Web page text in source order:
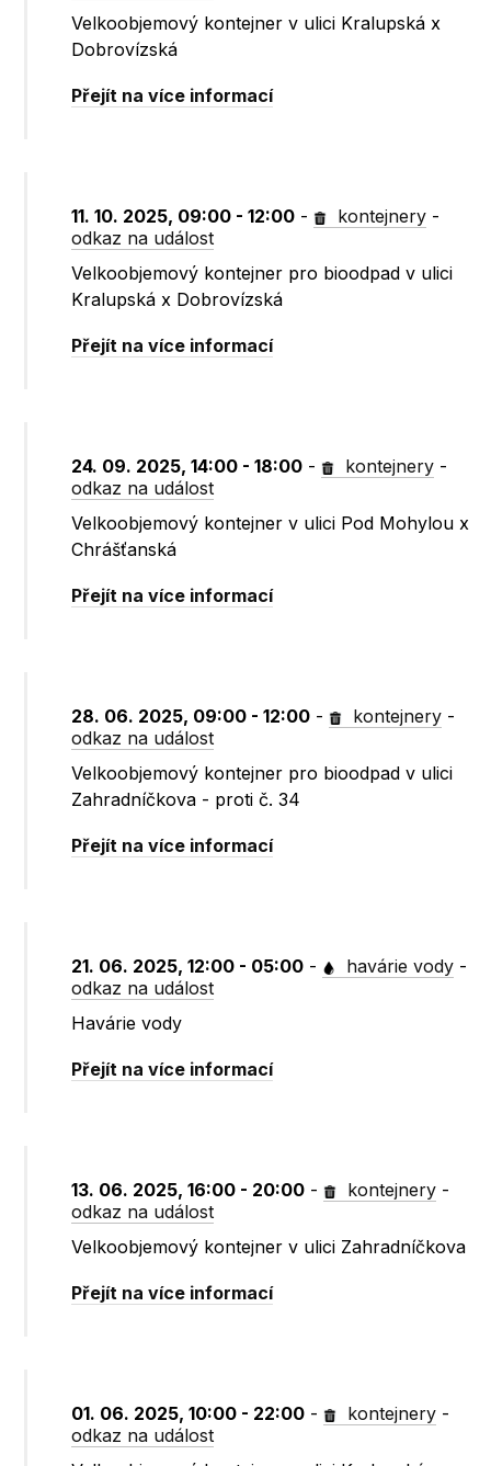
Velkoobjemový kontejner v ulici Kralupská x
Dobrovízská
Přejít na více informací
11. 10. 2025, 09:00 - 12:00 - kontejnery -
odkaz na událost
Velkoobjemový kontejner pro bioodpad v ulici
Kralupská x Dobrovízská
Přejít na více informací
24. 09. 2025, 14:00 - 18:00 - kontejnery -
odkaz na událost
Velkoobjemový kontejner v ulici Pod Mohylou x
Chrášťanská
Přejít na více informací
28. 06. 2025, 09:00 - 12:00 - kontejnery -
odkaz na událost
Velkoobjemový kontejner pro bioodpad v ulici
Zahradníčkova - proti č. 34
Přejít na více informací
21. 06. 2025, 12:00 - 05:00 - havárie vody -
odkaz na událost
Havárie vody
Přejít na více informací
13. 06. 2025, 16:00 - 20:00 - kontejnery -
odkaz na událost
Velkoobjemový kontejner v ulici Zahradníčkova
Přejít na více informací
01. 06. 2025, 10:00 - 22:00 - kontejnery -
odkaz na událost